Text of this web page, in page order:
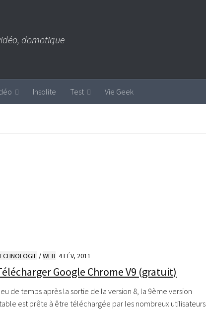
domotique
Insolite Test Vie Geek
/WEB 4 FÉV, 2011
Google Chrome V9 (gratuit)
de temps après la sortie de la version 8, la 9ème version
est prête à être téléchargée par les nombreux utilisateurs